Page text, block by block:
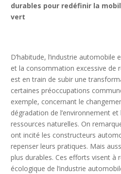
durables pour redéfinir la
vert
D’habitude, l’industrie automobile
et la consommation excessive de
est en train de subir une
certaines préoccupations
exemple, concernant le
dégradation de l’environnement
ressources naturelles. On
ont incité les constructeurs
repenser leurs pratiques. Mais
plus durables. Ces efforts visent à
écologique de l’industrie